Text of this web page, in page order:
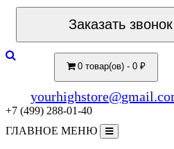
Заказать звонок
0 товар(ов) - 0 ₽
+7 (499) 288-01-40
ГЛАВНОЕ МЕНЮ